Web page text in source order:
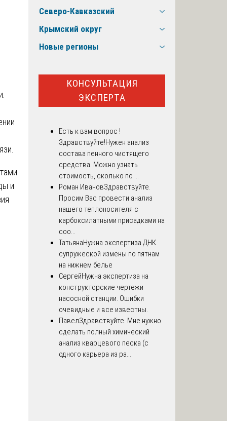
и
Северо-Кавказский
Крымский округ
Новые регионы
КОНСУЛЬТАЦИЯ
ЭКСПЕРТА
Есть к вам вопрос !
Здравствуйте!Нужен анализ
состава пенного чистящего
средства. Можно узнать
стоимость, сколько по ...
Роман ИвановЗдравствуйте.
Просим Вас провести анализ
нашего теплоносителя с
карбоксилатными присадками на
соо...
ТатьянаНужна экспертиза ДНК
супружеской измены по пятнам
на нижнем белье
СергейНужна экспертиза на
конструкторские чертежи
насосной станции. Ошибки
очевидные и все известны.
ПавелЗдравствуйте. Мне нужно
сделать полный химический
анализ кварцевого песка (с
одного карьера из ра...